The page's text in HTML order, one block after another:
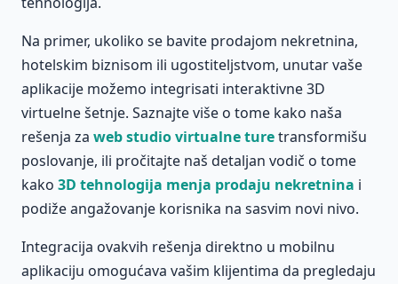
Na primer, ukoliko se bavite prodajom nekretnina,
hotelskim biznisom ili ugostiteljstvom, unutar vaše
aplikacije možemo integrisati interaktivne 3D
virtuelne šetnje. Saznajte više o tome kako naša
rešenja za web studio virtualne turetransformišu
poslovanje, ili pročitajte naš detaljan vodič o tome
kako 3D tehnologija menja prodaju nekretnina i
podiže angažovanje korisnika na sasvim novi nivo.
Integracija ovakvih rešenja direktno u mobilnu
aplikaciju omogućava vašim klijentima da pregledaju